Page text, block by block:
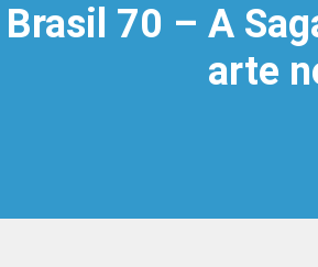
Brasil 70 – A
arte